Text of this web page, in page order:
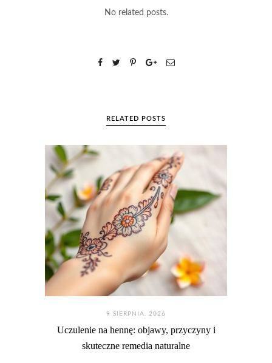
No related posts.
RELATED POSTS
9 SIERPNIA. 2026
Uczulenie na hennę: objawy, przyczyny i
skuteczne remedia naturalne